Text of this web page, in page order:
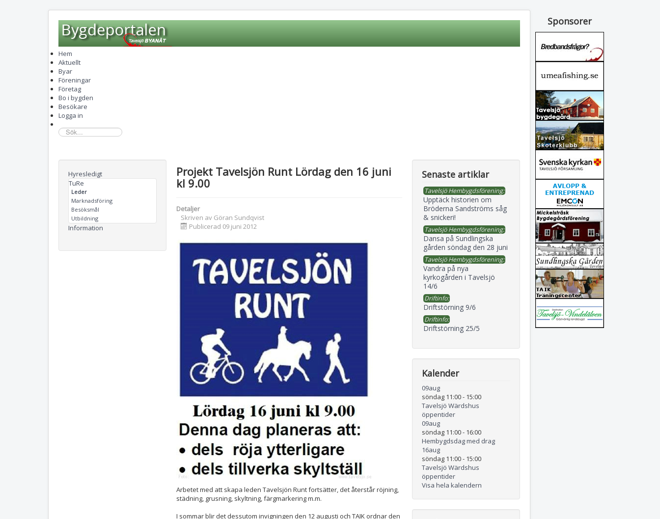
Hem
Aktuellt
Byar
Föreningar
Företag
Bo i bygden
Besökare
Logga in
sök...
Hyresledigt
TuRe
Leder
Marknadsföring
Besöksmål
Utbildning
Information
Projekt Tavelsjön Runt Lördag den 16 juni
kl 9.00
Detaljer
Skriven av Göran Sundqvist
Publicerad 09 juni 2012
Arbetet med att skapa leden Tavelsjön Runt fortsätter, det återstår röjning,
städning, grusning, skyltning, färgmarkering m.m.
I sommar blir det dessutom invigningen den 12 augusti och TAIK ordnar den
Senaste artiklar
Tavelsjö Hembygdsförening:
Upptäck historien om
Bröderna Sandströms såg
& snickeri!
Tavelsjö Hembygdsförening:
Dansa på Sundlingska
gården söndag den 28 juni
Tavelsjö Hembygdsförening:
Vandra på nya
kyrkogården i Tavelsjö
14/6
Driftinfo:
Driftstörning 9/6
Driftinfo:
Driftstörning 25/5
Kalender
09aug
söndag 11:00- 15:00
Tavelsjö Wärdshus
öppentider
09aug
söndag 11:00- 16:00
Hembygdsdag med drag
16aug
söndag 11:00- 15:00
Tavelsjö Wärdshus
öppentider
Visa hela kalendern
Sponsorer